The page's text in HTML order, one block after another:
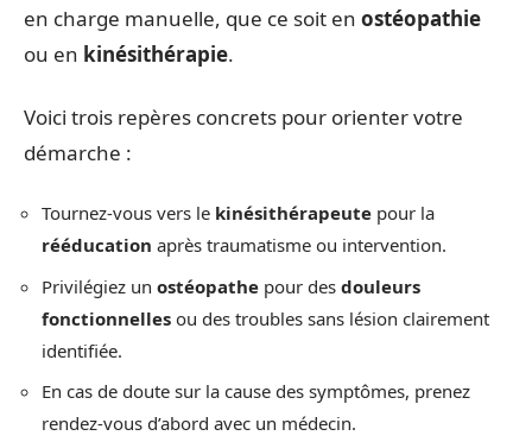
en charge manuelle, que ce soit en ostéopathie
ou en kinésithérapie.
Voici trois repères concrets pour orienter votre
démarche :
Tournez-vous vers le kinésithérapeute pour la
rééducation après traumatisme ou intervention.
Privilégiez un ostéopathe pour des douleurs
fonctionnelles ou des troubles sans lésion clairement
identifiée.
En cas de doute sur la cause des symptômes, prenez
rendez-vous d’abord avec un médecin.